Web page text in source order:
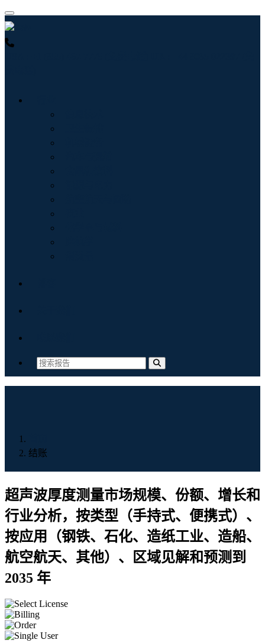
结账
超声波厚度测量市场规模、份额、增长和
行业分析，按类型（手持式、便携式）、
按应用（钢铁、石化、造纸工业、造船、
航空航天、其他）、区域见解和预测到
2035 年